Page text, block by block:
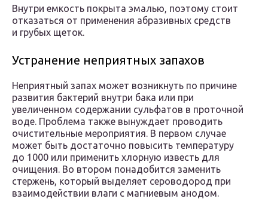
Внутри емкость покрыта эмалью, поэтому стоит
отказаться от применения абразивных средств
и грубых щеток.
Устранение неприятных запахов
Неприятный запах может возникнуть по причине
развития бактерий внутри бака или при
увеличенном содержании сульфатов в проточной
воде. Проблема также вынуждает проводить
очистительные мероприятия. В первом случае
может быть достаточно повысить температуру
до 1000 или применить хлорную известь для
очищения. Во втором понадобится заменить
стержень, который выделяет сероводород при
взаимодействии влаги с магниевым анодом.